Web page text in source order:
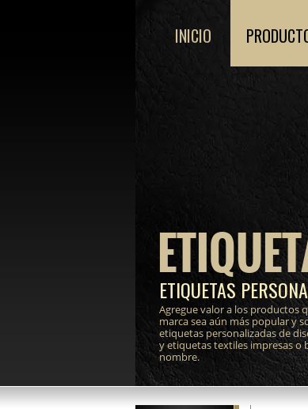
ETIQUETAS
Agregue valor a los productos
marca sea aún más popular y
etiquetas personalizadas de
y etiquetas textiles impresas o
nombre.
INICIO